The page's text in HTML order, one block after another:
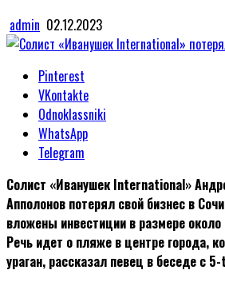
admin 02.12.2023
Pinterest
VKontakte
Odnoklassniki
WhatsApp
Telegram
Солист «Иванушек International»
Апполонов потерял свой бизнес в
вложены инвестиции в размере
Речь идет о пляже в центре города,
ураган, рассказал певец в беседе с